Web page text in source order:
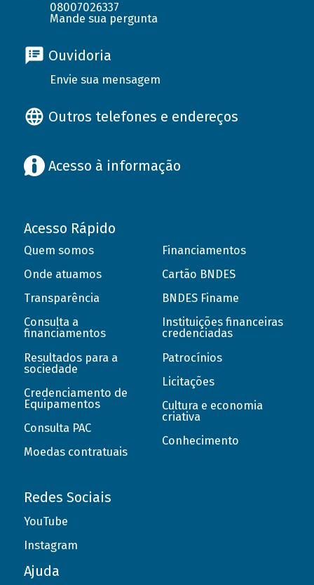
08007026337
Mande sua pergunta
Ouvidoria
Envie sua mensagem
Outros telefones e endereços
Acesso à informação
Acesso Rápido
Quem somos
Onde atuamos
Transparência
Consulta a
financiamentos
Resultados para a
sociedade
Credenciamento de
Equipamentos
Consulta PAC
Moedas contratuais
Financiamentos
Cartão BNDES
BNDES Finame
Instituições financeiras
credenciadas
Patrocínios
Licitações
Cultura e economia
criativa
Conhecimento
Redes Sociais
YouTube
Instagram
Ajuda